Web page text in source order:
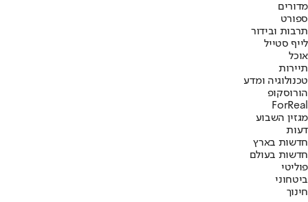
מדורים
ספורט
תרבות ובידור
לייף סטייל
אוכל
תיירות
טכנולוגיה ומדע
הורוסקופ
ForReal
מגזין השבוע
דעות
חדשות בארץ
חדשות בעולם
פוליטי
ביטחוני
חינוך